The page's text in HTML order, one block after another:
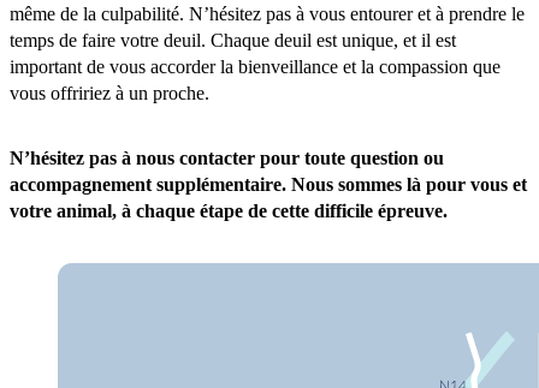
même de la culpabilité. N’hésitez pas à vous entourer et à prendre le
temps de faire votre deuil. Chaque deuil est unique, et il est
important de vous accorder la bienveillance et la compassion que
vous offririez à un proche.
N’hésitez pas à nous contacter pour toute question ou
accompagnement supplémentaire. Nous sommes là pour vous et
votre animal, à chaque étape de cette difficile épreuve.